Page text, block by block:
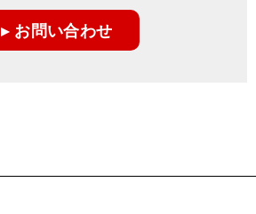
▸ お問い合わせ